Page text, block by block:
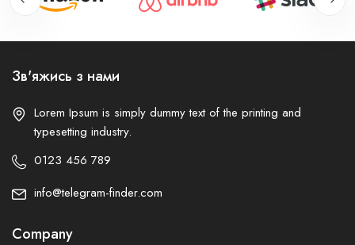
Зв'яжись з нами
Lorem Ipsum is simply dummy text of the printing and
typesetting industry.
0123 456 789
info@telegram-finder.com
Company